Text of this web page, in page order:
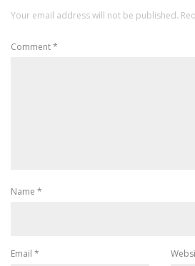
Your email address will not be published.
Comment*
Name *
Email *